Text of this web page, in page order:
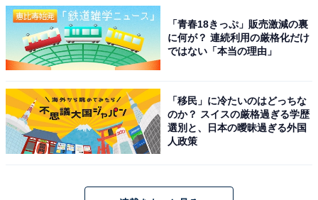
を光らせています。
回答者からは、「前にテレビに出てた時の私服ファッシ
格好をよくしているが、オシャレに着こなしてる」（50
代女性／埼玉県）、「コンサートの衣装担当もしてい
て、センスが良いからです」（30代女性／静岡県）など
「青春18きっぷ」販売激減の裏
に何が？ 連続利用の厳格化だけ
ではない「本当の理由」
「移民」に冷たいのはどっちな
のか？ スイスの厳格過ぎる学歴
選別と、日本の曖昧過ぎる外国
人政策